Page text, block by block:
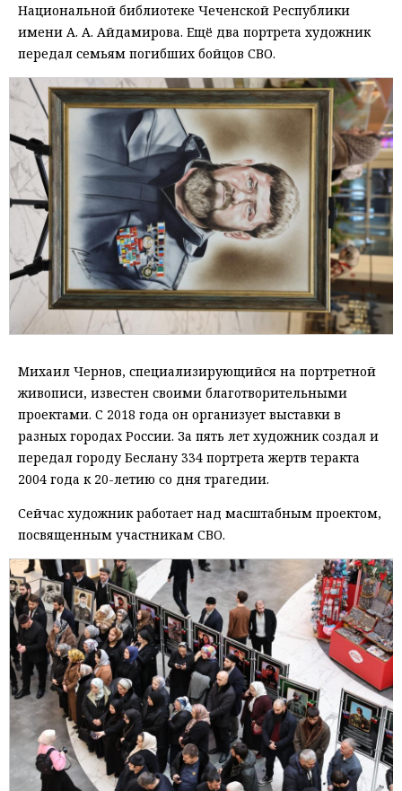
Национальной библиотеке Чеченской Республики
имени А. А. Айдамирова. Ещё два портрета художник
передал семьям погибших бойцов СВО.
Михаил Чернов, специализирующийся на портретной
живописи, известен своими благотворительными
проектами. С 2018 года он организует выставки в
разных городах России. За пять лет художник создал и
передал городу Беслану 334 портрета жертв теракта
2004 года к 20-летию со дня трагедии.
Сейчас художник работает над масштабным проектом,
посвященным участникам СВО.